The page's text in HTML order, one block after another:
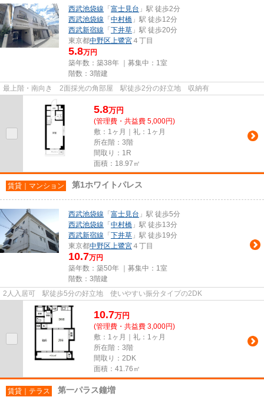
西武池袋線 「 富士見台 」駅 徒歩2分
西武池袋線 「 中村橋 」駅 徒歩12分
西武新宿線 「 下井草 」駅 徒歩20分
東京都中野区上鷺宮 ４丁目
5.8万円
築年数：築38年 ｜募集中： 1室
階数：3階建
最上階・南向き 2面採光の角部屋 駅徒歩2分の好立地 収納有
5.8万円
(管理費・共益費 5,000円)
敷：1ヶ月｜礼：1ヶ月
所在階：3階
間取り：1R
面積：18.97㎡
賃貸｜マンション 第1ホワイトパレス
西武池袋線 「 富士見台 」駅 徒歩5分
西武池袋線 「 中村橋 」駅 徒歩13分
西武新宿線 「 下井草 」駅 徒歩19分
東京都中野区上鷺宮 ４丁目
10.7万円
築年数：築50年 ｜募集中： 1室
階数：3階建
2人入居可 駅徒歩5分の好立地 使いやすい振分タイプの2DK
10.7万円
(管理費・共益費 3,000円)
敷：1ヶ月｜礼：1ヶ月
所在階：3階
間取り：2DK
面積：41.76㎡
賃貸｜テラス 第一パラス鐘増